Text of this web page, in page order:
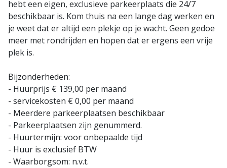
hebt een eigen, exclusieve parkeerplaats die 24/7
beschikbaar is. Kom thuis na een lange dag werken en
je weet dat er altijd een plekje op je wacht. Geen gedoe
meer met rondrijden en hopen dat er ergens een vrije
plek is.
Bijzonderheden:
- Huurprijs € 139,00 per maand
- servicekosten € 0,00 per maand
- Meerdere parkeerplaatsen beschikbaar
- Parkeerplaatsen zijn genummerd.
- Huurtermijn: voor onbepaalde tijd
- Huur is exclusief BTW
- Waarborgsom: n.v.t.